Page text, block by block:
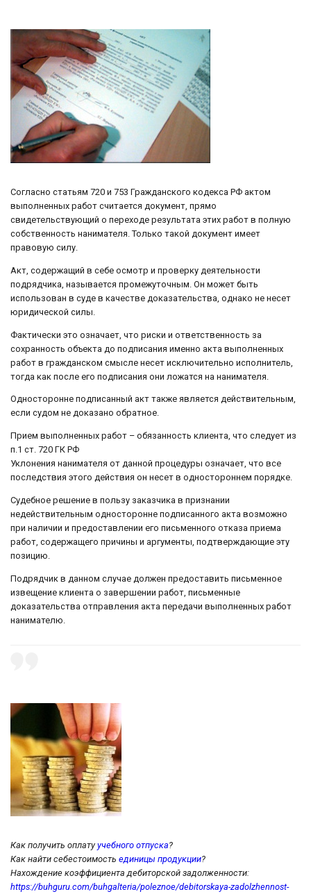
Согласно статьям 720 и 753 Гражданского кодекса РФ актом
выполненных работ считается документ, прямо
свидетельствующий о переходе результата этих работ в полную
собственность нанимателя. Только такой документ имеет
правовую силу.
Акт, содержащий в себе осмотр и проверку деятельности
подрядчика, называется промежуточным. Он может быть
использован в суде в качестве доказательства, однако не несет
юридической силы.
Фактически это означает, что риски и ответственность за
сохранность объекта до подписания именно акта выполненных
работ в гражданском смысле несет исключительно исполнитель,
тогда как после его подписания они ложатся на нанимателя.
Односторонне подписанный акт также является действительным,
если судом не доказано обратное.
Прием выполненных работ – обязанность клиента, что следует из
п.1 ст. 720 ГК РФ
Уклонения нанимателя от данной процедуры означает, что все
последствия этого действия он несет в одностороннем порядке.
Судебное решение в пользу заказчика в признании
недействительным односторонне подписанного акта возможно
при наличии и предоставлении его письменного отказа приема
работ, содержащего причины и аргументы, подтверждающие эту
позицию.
Подрядчик в данном случае должен предоставить письменное
извещение клиента о завершении работ, письменные
доказательства отправления акта передачи выполненных работ
нанимателю.
Как получить оплату учебного отпуска?
Как найти себестоимость единицы продукции?
Нахождение коэффициента дебиторской задолженности:
https://buhguru.com/buhgalteria/poleznoe/debitorskaya-zadolzhennost-